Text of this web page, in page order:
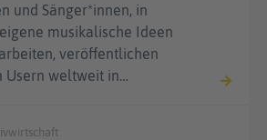
und Sänger*innen, in
musikalische Ideen
veröffentlichen
weltweit in…